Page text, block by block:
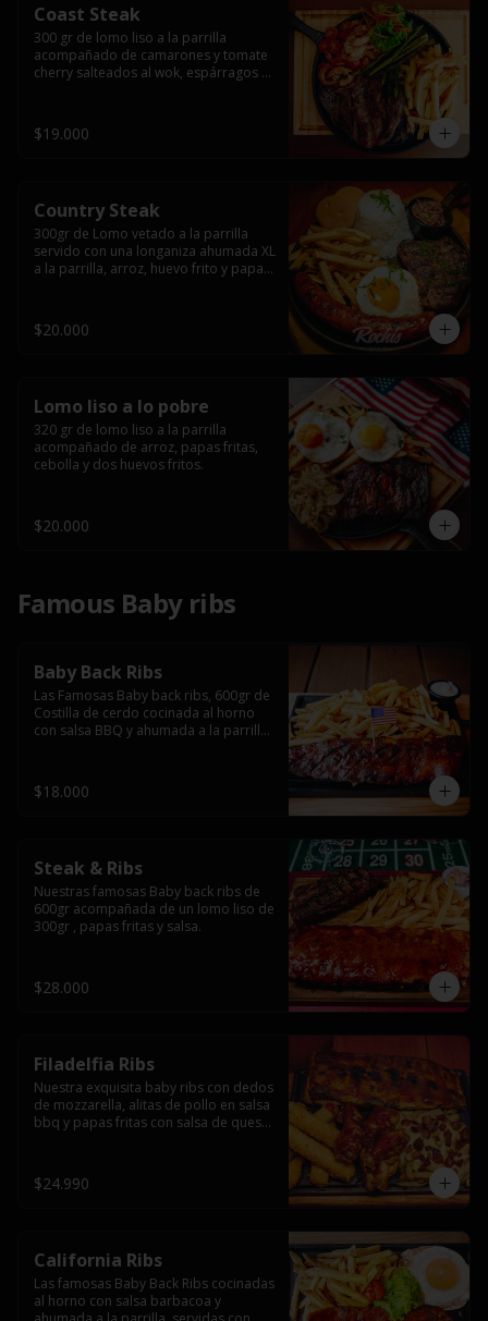
Coast Steak
300 gr de lomo liso a la parrilla
acompañado de camarones y tomate
cherry salteados al wok, espárragos
$19.000
Country Steak
300gr de Lomo vetado a la parrilla
servido con una longaniza ahumada XL
a la parrilla, arroz, huevo frito y papas
$20.000
Lomo liso a lo pobre
320 gr de lomo liso a la parrilla
acompañado de arroz, papas fritas,
cebolla y dos huevos fritos.
$20.000
Famous Baby ribs
Baby Back Ribs
Las Famosas Baby back ribs, 600gr de
Costilla de cerdo cocinada al horno
con salsa BBQ y ahumada a la parrilla
$18.000
Steak & Ribs
Nuestras famosas Baby back ribs de
600gr acompañada de un lomo liso de
300gr , papas fritas y salsa.
$28.000
Filadelfia Ribs
Nuestra exquisita baby ribs con dedos
de mozzarella, alitas de pollo en salsa
bbq y papas fritas con salsa de queso
$24.990
California Ribs
Las famosas Baby Back Ribs cocinadas
al horno con salsa barbacoa y